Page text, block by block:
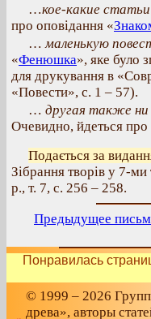
…кое-какие
про оповідання «
…маленькую
«Фенюшка», яке було
для друкування в
«Повести», с. 1 – 57).
… другая также ни
Очевидно, йдеться про
Подається за
Зібрання творів у 7-
р., т. 7, с. 256 – 258.
Предыдущее
Понравилась
© 1999 – 2026
древа», авторы